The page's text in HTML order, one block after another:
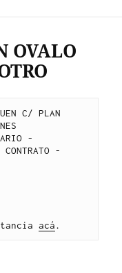
OVALO
C/ PLAN
-
-
acá.
SA DE AHORRO